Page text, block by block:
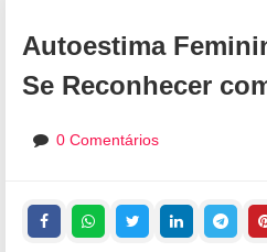
Autoestima
Se Reconhecer
0 Comentários